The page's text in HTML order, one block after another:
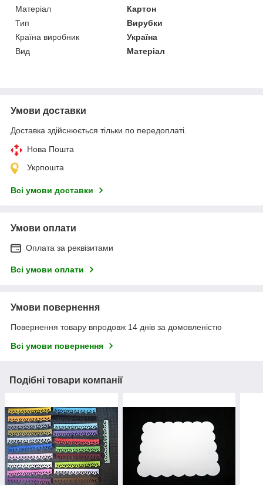
Матеріал
Картон
Тип
Вирубки
Країна виробник
Україна
Вид
Матеріал
Умови доставки
Доставка здійснюється тільки по передоплаті.
Нова Пошта
Укрпошта
Всі умови доставки
Умови оплати
Оплата за реквізитами
Всі умови оплати
Умови повернення
Повернення товару впродовж 14 днів за домовленістю
Всі умови повернення
Подібні товари компанії